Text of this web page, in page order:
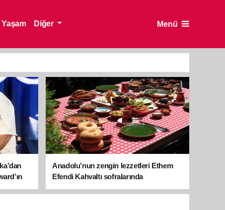
Yaşam Diğer Menü
Anadolu’nun zengin lezzetleri Ethem
Efendi Kahvaltı sofralarında